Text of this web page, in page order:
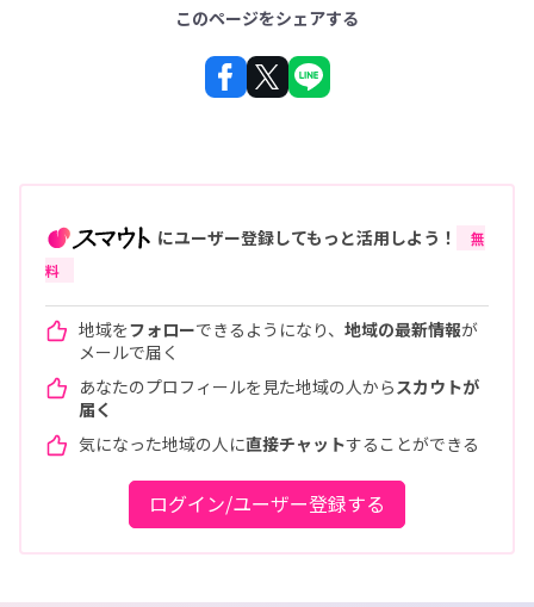
このページをシェアする
にユーザー登録してもっと活用しよう！
無
料
地域をフォローできるようになり、 地域の最新情報が
メールで届く
あなたのプロフィールを見た地域の人から スカウトが
届く
気になった地域の人に直接チャットすることができる
ログイン/ユーザー登録する